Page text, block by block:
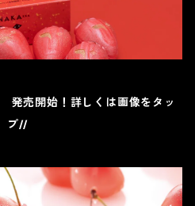
発売開始！詳しくは画像をタッ
プ//